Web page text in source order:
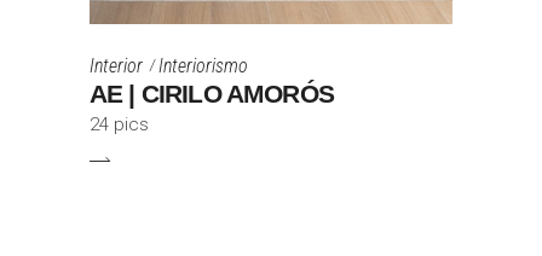
Interior Interiorismo
AE | CIRILO AMORÓS
24 pics